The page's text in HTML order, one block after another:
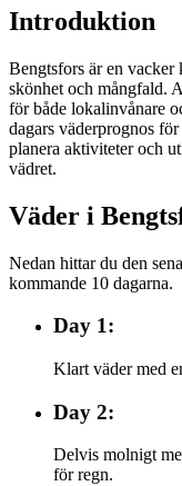
Introduktion
Bengtsfors är en
skönhet och mångfald.
för både lokalinvånare
dagars väderprognos
planera aktiviteter och
vädret.
Väder i
Nedan hittar du den
kommande 10 dagarna.
Day 1:
Klart väder med
Day 2:
Delvis molnigt
för regn.